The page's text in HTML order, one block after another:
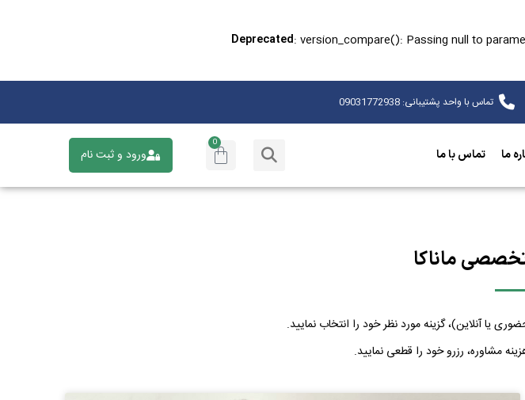
Deprecated: version_compare(): Passing null to
تماس با واحد پشتیبانی: 09031772938
ما تماس با ما
0
ورود و ثبت نام
ماناکا
یا آنلاین)، گزینه مورد نظر خود را انتخاب نمایید.
مشاوره، رزرو خود را قطعی نمایید.